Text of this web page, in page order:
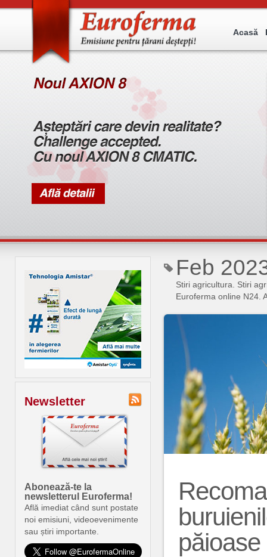
Acasă
Newsletter
Abonează-te la
newsletterul Euroferma!
Află imediat când sunt postate
noi emisiuni, videoevenimente
sau știri importante.
Feb
Stiri agricultura. Stiri
Euroferma online N24.
păioase